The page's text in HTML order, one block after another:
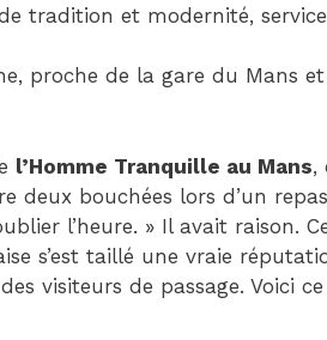
tradition et modernité,
proche de la gare du Mans et
l’Homme Tranquille au Mans,
deux bouchées lors d’un
l’heure. » Il avait raison.
s’est taillé une vraie
visiteurs de passage. Voici